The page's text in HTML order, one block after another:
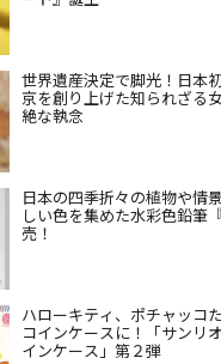
世界遺産決定で脚光！日本
京を創り上げた知られざる
絶な執念
日本の四季折々の植物や情
しい色を集めた水彩色鉛筆
売！
ハローキティ、ポチャッコ
コインケースに！「サンリ
インケース」第２弾